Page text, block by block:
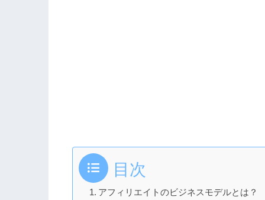
目次
アフィリエイトのビジネスモデルとは？